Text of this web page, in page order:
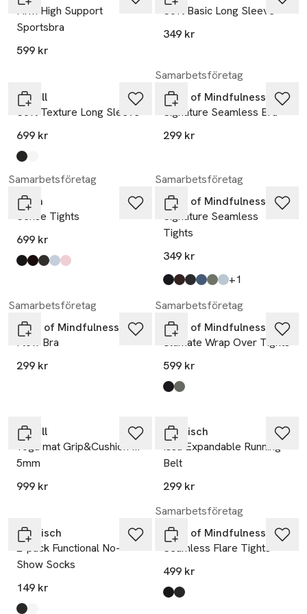
Firm High Support
Sportsbra
599 kr
Soft Basic Long Sleeve
349 kr
Casall
Soft Texture Long Sleeve
699 kr
Produkten finns i färgerna:
Black
White
Samarbetsföretag
Drop of Mindfulness
Signature Seamless Bra
299 kr
Samarbetsföretag
aim'n
Sense Tights
699 kr
Produkten finns i färgerna:
black,
chocolate,
ivy,
aura,
ballerina,
Samarbetsföretag
Drop of Mindfulness
Signature Seamless
Tights
349 kr
Produkten finns i färgerna:
black,
dark brown,
iron grey,
navy,
agave green,
light blue, +1
Samarbetsföretag
Drop of Mindfulness
Flow Bra
299 kr
Samarbetsföretag
Drop of Mindfulness
Ultimate Wrap Over Tights
599 kr
Produkten finns i färgerna:
black
khaki
Casall
Yoga mat Grip&Cushion III
5mm
999 kr
Röhnisch
Issa Expandable Running
Belt
299 kr
Röhnisch
2-pack Functional No-
Show Socks
149 kr
Samarbetsföretag
Drop of Mindfulness
Seamless Flare Tights
499 kr
Produkten finns i färgerna:
black
dark grey